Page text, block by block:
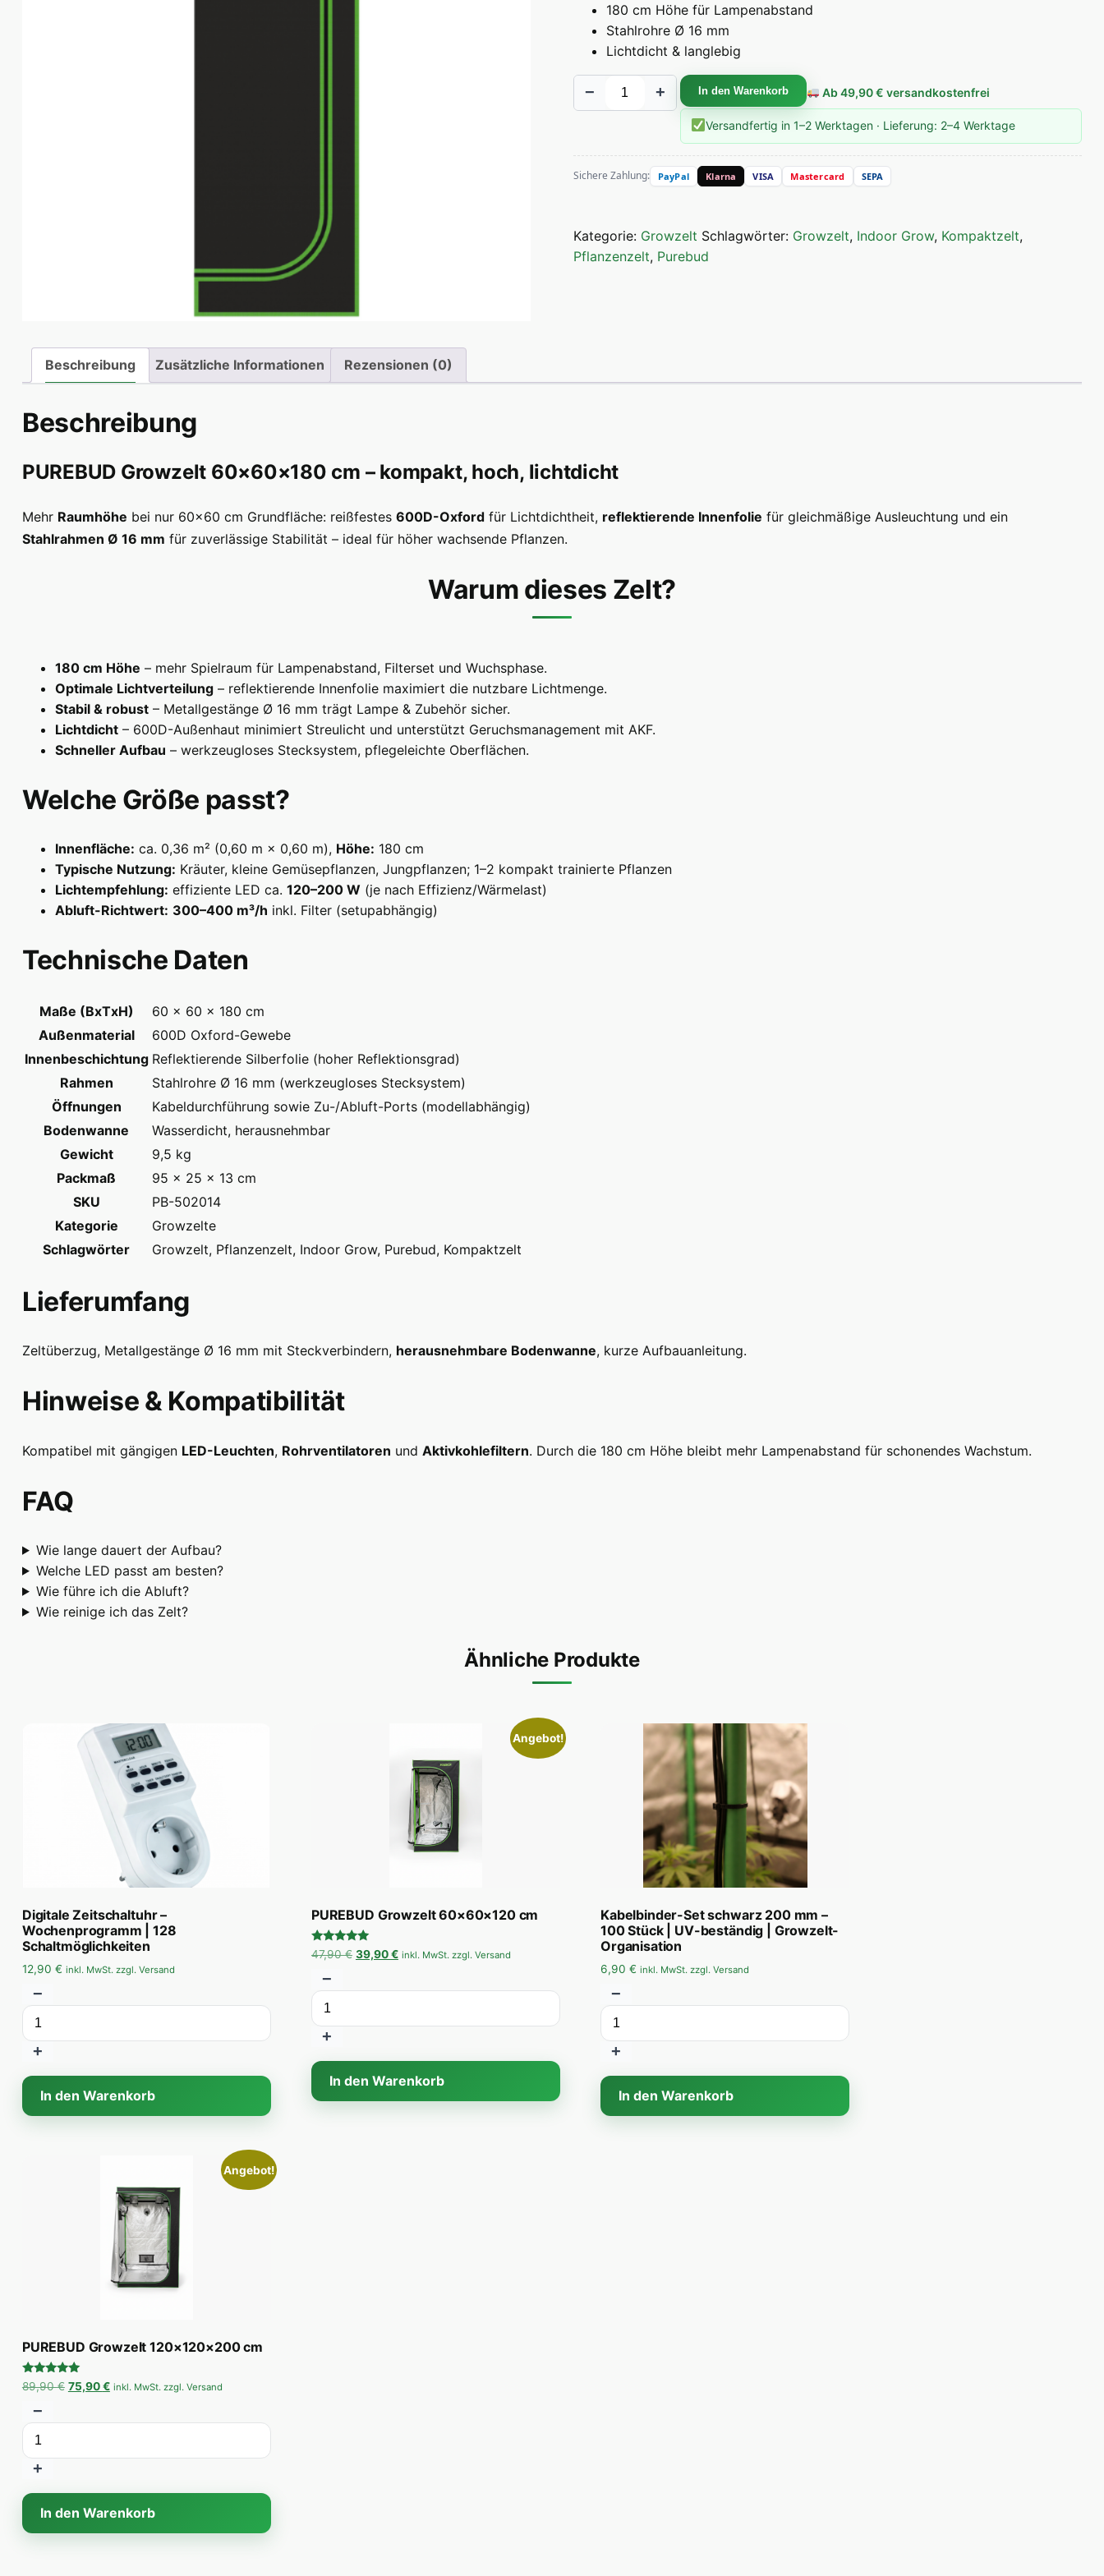
180 cm Höhe für Lampenabstand
Stahlrohre Ø 16 mm
Lichtdicht & langlebig
PUREBUD Growzelt 60×60×180 cm Menge
− + In den Warenkorb Ab 49,90 € versandkostenfrei
Versandfertig in 1–2 Werktagen · Lieferung: 2–4 Werktage
Sichere Zahlung: PayPal Klarna VISA Mastercard SEPA
Kategorie: Growzelt Schlagwörter: Growzelt, Indoor Grow, Kompaktzelt,
Pflanzenzelt, Purebud
Beschreibung Zusätzliche Informationen Rezensionen (0)
Beschreibung
PUREBUD Growzelt 60×60×180 cm – kompakt, hoch, lichtdicht
Mehr Raumhöhe bei nur 60×60 cm Grundfläche: reißfestes 600D-Oxfordfür Lichtdichtheit, reflektierende Innenfolie für gleichmäßige Ausleuchtung und ein
Stahlrahmen Ø 16 mm für zuverlässige Stabilität – ideal für höher wachsende Pflanzen.
Warum dieses Zelt?
180 cm Höhe – mehr Spielraum für Lampenabstand, Filterset und Wuchsphase.
Optimale Lichtverteilung– reflektierende Innenfolie maximiert die nutzbare Lichtmenge.
Stabil & robust– Metallgestänge Ø 16 mm trägt Lampe & Zubehör sicher.
Lichtdicht– 600D-Außenhaut minimiert Streulicht und unterstützt Geruchsmanagement mit AKF.
Schneller Aufbau – werkzeugloses Stecksystem, pflegeleichte Oberflächen.
Welche Größe passt?
Innenfläche: ca. 0,36 m² (0,60 m × 0,60 m), Höhe: 180 cm
Typische Nutzung: Kräuter, kleine Gemüsepflanzen, Jungpflanzen; 1–2 kompakt trainierte Pflanzen
Lichtempfehlung: effiziente LED ca. 120–200 W(je nach Effizienz/Wärmelast)
Abluft-Richtwert: 300–400 m³/h inkl. Filter (setupabhängig)
Technische Daten
Maße (BxTxH)
60 × 60 × 180 cm
Außenmaterial
600D Oxford-Gewebe
Innenbeschichtung Reflektierende Silberfolie (hoher Reflektionsgrad)
Rahmen
Stahlrohre Ø 16 mm (werkzeugloses Stecksystem)
Öffnungen
Kabeldurchführung sowie Zu-/Abluft-Ports (modellabhängig)
Bodenwanne
Wasserdicht, herausnehmbar
Gewicht
9,5 kg
Packmaß
95 × 25 × 13 cm
SKU
PB-502014
Kategorie
Growzelte
Schlagwörter
Growzelt, Pflanzenzelt, Indoor Grow, Purebud, Kompaktzelt
Lieferumfang
Zeltüberzug, Metallgestänge Ø 16 mm mit Steckverbindern, herausnehmbare Bodenwanne, kurze Aufbauanleitung.
Hinweise & Kompatibilität
Kompatibel mit gängigen LED-Leuchten, Rohrventilatoren und Aktivkohlefiltern. Durch die 180 cm Höhe bleibt mehr Lampenabstand für schonendes Wachstum.
FAQ
Wie lange dauert der Aufbau?
Welche LED passt am besten?
Wie führe ich die Abluft?
Wie reinige ich das Zelt?
Ähnliche Produkte
Digitale Zeitschaltuhr –
Wochenprogramm | 128
Schaltmöglichkeiten
12,90 € inkl. MwSt. zzgl. Versand
−
+
In den Warenkorb
Angebot!
PUREBUD Growzelt 60×60×120 cm
Bewertet
mit
von 5
47,90€ Ursprünglicher Preis war: 47,90 €
39,90€Aktueller Preis ist: 39,90 €.
inkl. MwSt. zzgl. Versand
−
+
In den Warenkorb
Kabelbinder-Set schwarz 200 mm –
100 Stück | UV-beständig | Growzelt-
Organisation
6,90€ inkl. MwSt. zzgl. Versand
−
+
In den Warenkorb
Angebot!
PUREBUD Growzelt 120×120×200 cm
Bewertet
mit
von 5
89,90€ Ursprünglicher Preis war: 89,90 €
75,90€Aktueller Preis ist: 75,90 €.
inkl. MwSt. zzgl. Versand
−
+
In den Warenkorb